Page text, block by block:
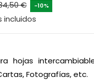
€ -10%
incluidos
hojas
Fotografías, etc.